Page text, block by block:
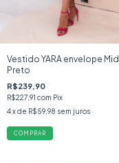
Vestido YARA envelope
Preto
R$239,90
R$227,91 com Pix
4x de R$59,98 sem juros
COMPRAR